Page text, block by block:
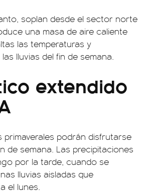
soplan desde el sector norte
una masa de aire caliente
las temperaturas y
lluvias del fin de semana.
extendido
primaverales podrán disfrutarse
de semana. Las precipitaciones
por la tarde, cuando se
lluvias aisladas que
el lunes.